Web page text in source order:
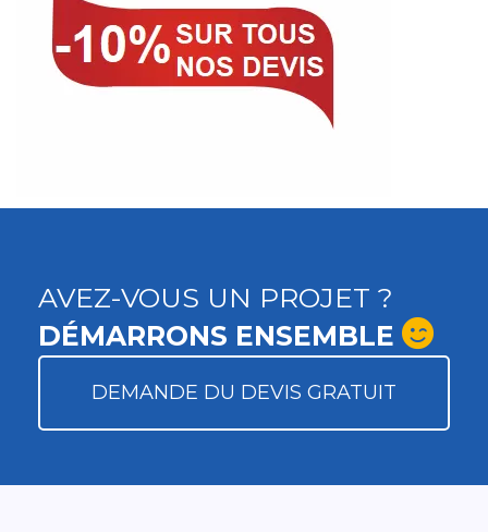
AVEZ-VOUS UN PROJET ?
DÉMARRONS ENSEMBLE
DEMANDE DU DEVIS GRATUIT